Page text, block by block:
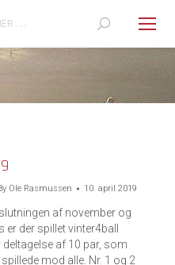
Ole Rasmussen 10. april 2019
af november og
der spillet vinter4ball
af 10 par, som
mod alle. Nr. 1 og 2